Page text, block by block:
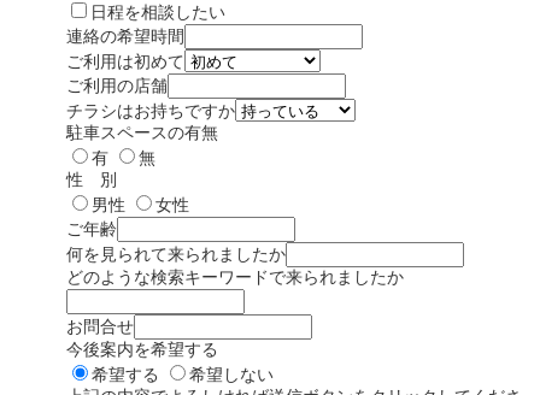
日程を相談したい
連絡の希望時間
ご利用は初めて
ご利用の店舗
チラシはお持ちですか
駐車スペースの有無
有
無
性 別
男性
女性
ご年齢
何を見られて来られましたか
どのような検索キーワードで来られましたか
お問合せ
今後案内を希望する
希望する
希望しない